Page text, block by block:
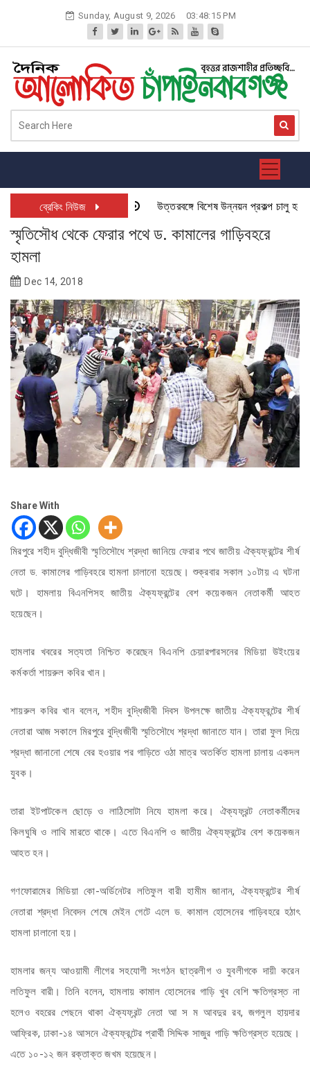
Sunday, August 9, 2026 03:48:16 PM
ব্রেকিং নিউজ উত্তরবঙ্গে বিশেষ উন্নয়ন প্রকল্প চালু হতে
স্মৃতিসৌধ থেকে ফেরার পথে ড. কামালের গাড়িবহরে
হামলা
Dec 14, 2018
Share With
মিরপুরে শহীদ বুদ্ধিজীবী স্মৃতিসৌধে শ্রদ্ধা জানিয়ে ফেরার পথে জাতীয় ঐক্যফ্রন্টের শীর্ষ
নেতা ড. কামালের গাড়িবহরে হামলা চালানো হয়েছে। শুক্রবার সকাল ১০টায় এ ঘটনা
ঘটে। হামলায় বিএনপিসহ জাতীয় ঐক্যফ্রন্টের বেশ কয়েকজন নেতাকর্মী আহত
হয়েছেন।
হামলার খবরের সত্যতা নিশ্চিত করেছেন বিএনপি চেয়ারপারসনের মিডিয়া উইংয়ের
কর্মকর্তা শায়রুল কবির খান।
শায়রুল কবির খান বলেন, শহীদ বুদ্ধিজীবী দিবস উপলক্ষে জাতীয় ঐক্যফ্রন্টের শীর্ষ
নেতারা আজ সকালে মিরপুরে বুদ্ধিজীবী স্মৃতিসৌধে শ্রদ্ধা জানাতে যান। তারা ফুল দিয়ে
শ্রদ্ধা জানানো শেষে বের হওয়ার পর গাড়িতে ওঠা মাত্র অতর্কিত হামলা চালায় একদল
যুবক।
তারা ইটপাটকেল ছোড়ে ও লাঠিসোটা নিযে হামলা করে। ঐক্যফ্রন্ট নেতাকর্মীদের
কিলঘুষি ও লাথি মারতে থাকে। এতে বিএনপি ও জাতীয় ঐক্যফ্রন্টের বেশ কয়েকজন
আহত হন।
গণফোরামের মিডিয়া কো-অর্ডিনেটর লতিফুল বারী হামীম জানান, ঐক্যফ্রন্টের শীর্ষ
নেতারা শ্রদ্ধা নিবেদন শেষে মেইন গেটে এলে ড. কামাল হোসেনের গাড়িবহরে হঠাৎ
হামলা চালানো হয়।
হামলার জন্য আওয়ামী লীগের সহযোগী সংগঠন ছাত্রলীগ ও যুবলীগকে দায়ী করেন
লতিফুল বারী। তিনি বলেন, হামলায় কামাল হোসেনের গাড়ি খুব বেশি ক্ষতিগ্রস্ত না
হলেও বহরের পেছনে থাকা ঐক্যফ্রন্ট নেতা আ স ম আবদুর রব, জগলুল হায়দার
আফ্রিক, ঢাকা-১৪ আসনে ঐক্যফ্রন্টের প্রার্থী সিদ্দিক সাজুর গাড়ি ক্ষতিগ্রস্ত হয়েছে।
এতে ১০-১২ জন রক্তাক্ত জখম হয়েছেন।